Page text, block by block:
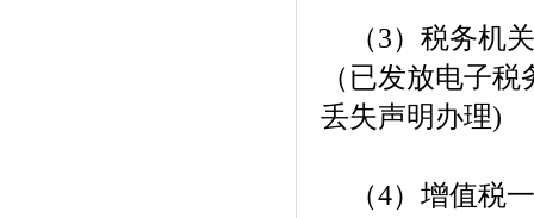
（3）税务机
（已发放电子
丢失声明办理)
（4）增值税